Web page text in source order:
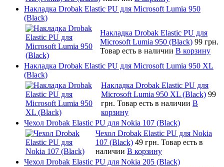
Накладка Drobak Elastic PU для Microsoft Lumia 950
(Black)
Накладка Drobak Elastic PU для
Microsoft Lumia 950 (Black) 99 грн.
Товар есть в наличии В корзину
Накладка Drobak Elastic PU для Microsoft Lumia 950 XL
(Black)
Накладка Drobak Elastic PU для
Microsoft Lumia 950 XL (Black) 99
грн. Товар есть в наличии В
корзину
Чехол Drobak Elastic PU для Nokia 107 (Black)
Чехол Drobak Elastic PU для Nokia
107 (Black) 49 грн. Товар есть в
наличии В корзину
Чехол Drobak Elastic PU для Nokia 205 (Black)